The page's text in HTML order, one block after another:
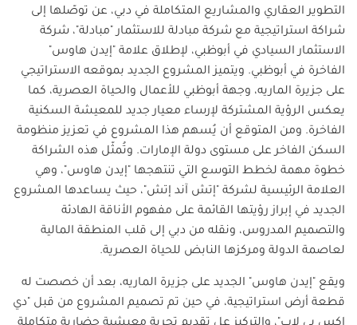
التطوير العقاري والمشاريع المتكاملة في دبي، عن توصّلها إلى
شراكة استراتيجية مع شركة مبادلة للاستثمار "مبادلة"، شركة
الاستثمار السيادي في أبوظبي، لإطلاق علامة "إيدن هاوس"
الفاخرة في أبوظبي. ويتميز المشروع الجديد بموقعه الاستراتيجي
على جزيرة الماريه، وجهة أبوظبي للأعمال والحياة العصرية، كما
يعكس الرؤية المشتركة لإرساء معيار جديد للمعيشة السكنية
الفاخرة. ومن المتوقع أن يُسهم هذا المشروع في تعزيز منظومة
السكن الفاخر على مستوى دولة الإمارات. وتُمثّل هذه الشراكة
خطوة مهمة لخطط التوسع التي تنتهجها "إيدن هاوس"، وهي
العلامة الرئيسية لشركة "إتش آند إتش"، حيث يساعدها المشروع
الجديد في إبراز رؤيتها القائمة على مفهوم الأناقة الهادئة
والتصميم المدروس، ونقله من دبي إلى قلب المنطقة المالية
لعاصمة الدولة ومركزها النابض للحياة العصرية.
ويقع "إيدن هاوس" الجديد على جزيرة الماريه، بعد أن خصصت له
قطعة أرض استراتيجية، في حين تم تصميم المشروع من قبل "دي